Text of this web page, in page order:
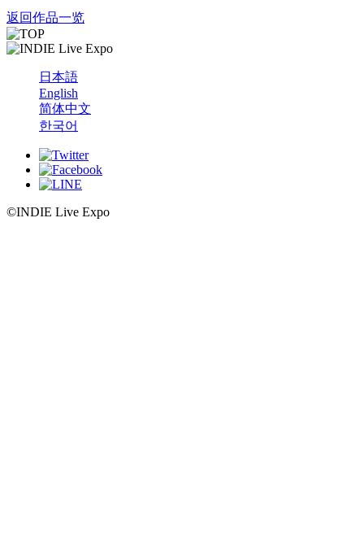
返回作品一览
日本語
English
简体中文
한국어
©INDIE Live Expo